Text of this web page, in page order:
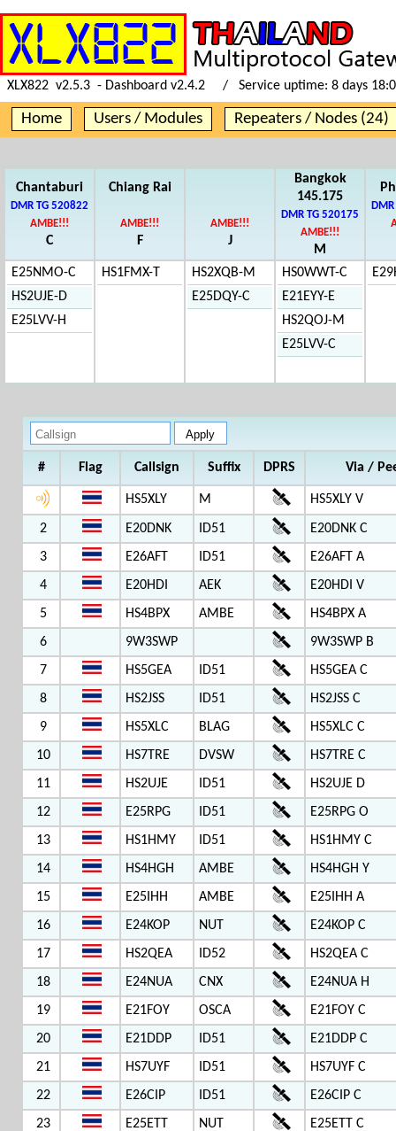
XLX822 v2.5.3 - Dashboard v2.4.2 / Service uptime: 8 days
Home Users / Modules Repeaters / Nodes (24)
Chantaburi
DMR TG 520822
AMBE!!!
C
Chiang Rai
AMBE!!!
F
AMBE!!!
J
Bangkok
145.175
DMR TG 520175
AMBE!!!
M
E25NMO-C
HS2UJE-D
E25LVV-H
HS1FMX-T
HS2XQB-M
E25DQY-C
HS0WWT-C
E21EYY-E
HS2QOJ-M
E25LVV-C
# Flag Callsign Suffix DPRS Via /
HS5XLY M HS5XLY V
2 E20DNK ID51
E20DNK C
3
E26AFT ID51
E26AFT A
4
E20HDI AEK
E20HDI V
5
HS4BPX AMBE
HS4BPX A
6
9W3SWP
9W3SWP B
7
HS5GEA ID51
HS5GEA C
8
HS2JSS ID51
HS2JSS C
9
HS5XLC BLAG
HS5XLC C
10
HS7TRE DVSW
HS7TRE C
11
HS2UJE ID51
HS2UJE D
12
E25RPG ID51
E25RPG O
13
HS1HMY ID51
HS1HMY C
14
HS4HGH AMBE
HS4HGH Y
15
E25IHH AMBE
E25IHH A
16
E24KOP NUT
E24KOP C
17
HS2QEA ID52
HS2QEA C
18
E24NUA CNX
E24NUA H
19
E21FOY OSCA
E21FOY C
20
E21DDP ID51
E21DDP C
21
HS7UYF ID51
HS7UYF C
22
E26CIP ID51
E26CIP C
23
E25ETT NUT
E25ETT C